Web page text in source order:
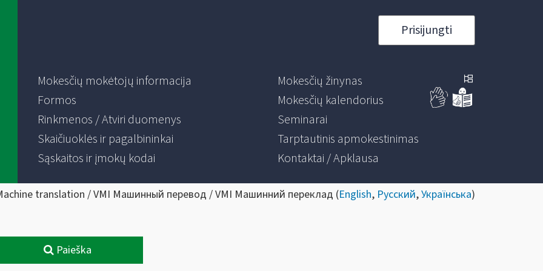
Prisijungti
Mokesčių mokėtojų informacija
Formos
Rinkmenos / Atviri duomenys
Skaičiuoklės ir pagalbininkai
Sąskaitos ir įmokų kodai
Mokesčių žinynas
Mokesčių kalendorius
Seminarai
Tarptautinis apmokestinimas
Kontaktai / Apklausa
translation / VMI Машинный перевод / VMI Машинний переклад (English, Русский,Українська)
Paieška